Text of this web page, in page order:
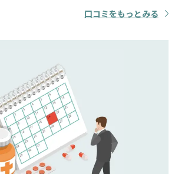
口コミをもっとみる